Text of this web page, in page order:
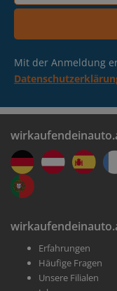
Mit der Anmeldung
Erfahrungen
Häufige Fragen
Unsere Filialen